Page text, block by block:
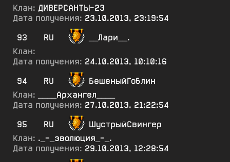
Клан: ДИВЕРСАНТЫ-23
Дата получения: 23.10.2013, 23:19:54
93
RU
__Лари__.
Клан:
Дата получения: 24.10.2013, 10:10:16
94
RU
БешеныйГоблин
Клан:
____Архангел____
Дата получения: 27.10.2013, 21:22:54
95
RU
ШустрыйСвингер
Клан: ._-_эволюция_-_.
Дата получения: 29.10.2013, 12:28:54